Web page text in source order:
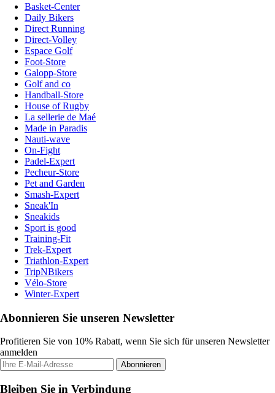
Basket-Center
Daily Bikers
Direct Running
Direct-Volley
Espace Golf
Foot-Store
Galopp-Store
Golf and co
Handball-Store
House of Rugby
La sellerie de Maé
Made in Paradis
Nauti-wave
On-Fight
Padel-Expert
Pecheur-Store
Pet and Garden
Smash-Expert
Sneak'In
Sneakids
Sport is good
Training-Fit
Trek-Expert
Triathlon-Expert
TripNBikers
Vélo-Store
Winter-Expert
Abonnieren Sie unseren Newsletter
Profitieren Sie von 10% Rabatt, wenn Sie sich für unseren Newsletter
anmelden
Abonnieren
Bleiben Sie in Verbindung